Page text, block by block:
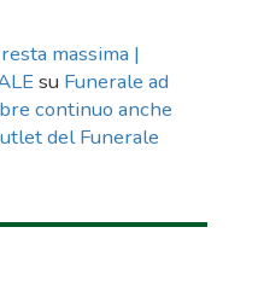
massima |
su Funerale ad
continuo anche
del Funerale